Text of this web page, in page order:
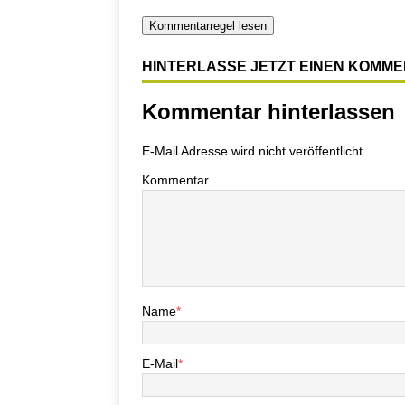
Kommentarregel lesen
HINTERLASSE JETZT EINEN
Kommentar hinterlassen
E-Mail Adresse wird nicht veröffentlicht.
Kommentar
Name*
E-Mail*